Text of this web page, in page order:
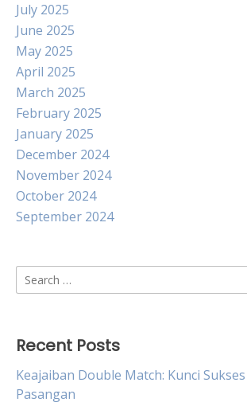
July 2025
June 2025
May 2025
April 2025
March 2025
February 2025
January 2025
December 2024
November 2024
October 2024
September 2024
Search
for:
Recent Posts
Keajaiban Double Match: Kunci
Pasangan